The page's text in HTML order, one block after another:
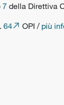
7 della Direttiva
64 OPI / più